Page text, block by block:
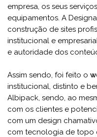
empresa, os seus
equipamentos. A
construção de sites
institucional e
e autoridade dos
Assim sendo, foi feito o
institucional, distinto e
Albipack, sendo, ao
com os clientes e
com um design
com tecnologia de topo